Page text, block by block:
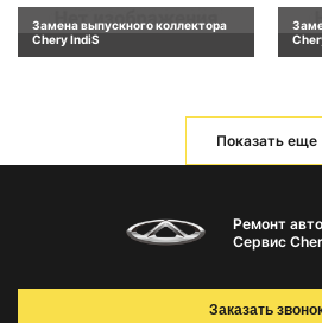
Замена выпускного коллектора
Chery IndiS
Показать еще
Ремонт
Сервис
Заказать